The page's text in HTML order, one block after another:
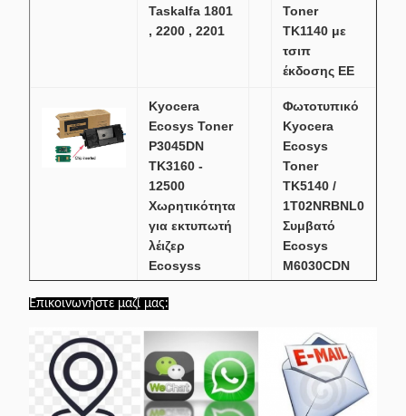
Taskalfa 1801
, 2200 , 2201
Toner
TK1140 με
τσιπ
έκδοσης ΕΕ
Kyocera
Ecosys Toner
P3045DN
TK3160 -
12500
Χωρητικότητα
για εκτυπωτή
λέιζερ
Ecosyss
M3634dn
Φωτοτυπικό
Kyocera
Ecosys
Toner
TK5140 /
1T02NRBNL0
Συμβατό
Ecosys
M6030CDN
TK1160
Kyocera
Ecosys Toner
For Ecosys
TK - 362
Kyocera
Ecosys
Toner
Επικοινωνήστε μαζί μας: